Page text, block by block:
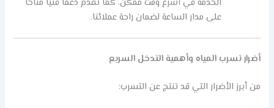
على مدار الساعة لضمان راحة عملائنا.
أضرار تسرب المياه وأهمية التدخل السريع
من أبرز الأضرار التي قد تنتج عن التسرب: